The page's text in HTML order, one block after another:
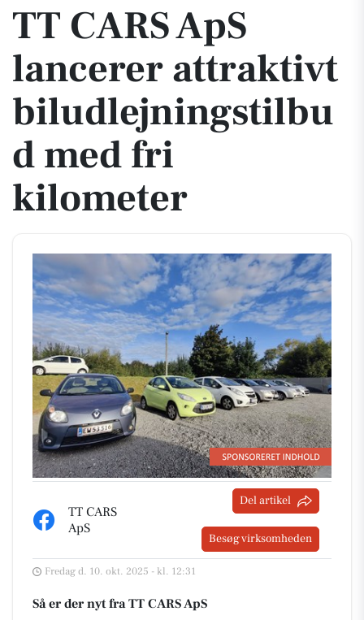
TT CARS ApS
lancerer attraktivt
biludlejningstilbu
d med fri
kilometer
TT CARS
ApS
Del artikel
Besøg virksomheden
Fredag d. 10. okt. 2025 - kl. 12:31
Så er der nyt fra TT CARS ApS